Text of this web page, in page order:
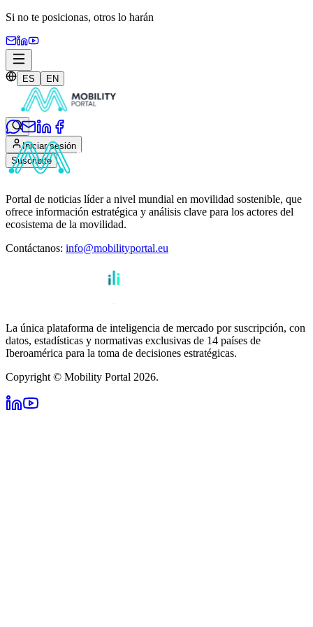
Si no te posicionas, otros lo harán
ES EN
Iniciar sesión
Suscribite
Portal de noticias líder a nivel mundial en movilidad sostenible, que
ofrece información estratégica y análisis clave para los actores del
ecosistema de la movilidad.
Contáctanos: info@mobilityportal.eu
La única plataforma de inteligencia de mercado por suscripción, con
datos, estadísticas y normativas exclusivas de 14 países de
Iberoamérica para la toma de decisiones estratégicas.
Copyright © Mobility Portal 2026.